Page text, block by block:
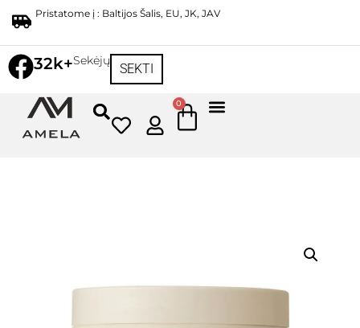
Pristatome į : Baltijos Šalis, EU, JK, JAV
32k+Sekėjų
SEKTI
0